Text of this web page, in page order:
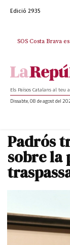
Edició 2935
SOS Costa Brava
Els Països Catalans al teu
Dissabte, 08 de agost del
Padrós
sobre la